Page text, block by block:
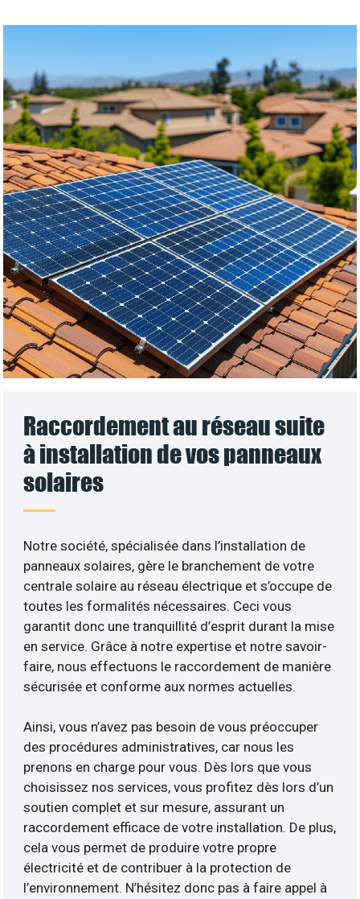
Raccordement au réseau suite
à installation de vos panneaux
solaires
Notre société, spécialisée dans l’installation de
panneaux solaires, gère le branchement de votre
centrale solaire au réseau électrique et s’occupe de
toutes les formalités nécessaires. Ceci vous
garantit donc une tranquillité d’esprit durant la mise
en service. Grâce à notre expertise et notre savoir-
faire, nous effectuons le raccordement de manière
sécurisée et conforme aux normes actuelles.
Ainsi, vous n’avez pas besoin de vous préoccuper
des procédures administratives, car nous les
prenons en charge pour vous. Dès lors que vous
choisissez nos services, vous profitez dès lors d’un
soutien complet et sur mesure, assurant un
raccordement efficace de votre installation. De plus,
cela vous permet de produire votre propre
électricité et de contribuer à la protection de
l’environnement. N’hésitez donc pas à faire appel à